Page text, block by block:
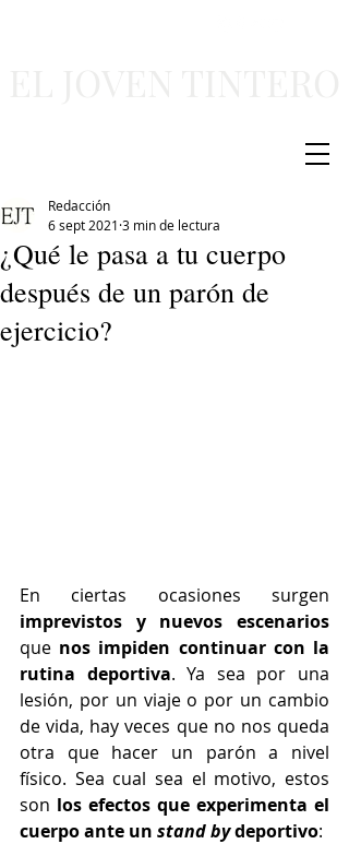
¿Qué le pasa a tu cuerpo
después de un parón de
ejercicio?
Redacción
6 sept 2021 3 min de lectura
imprevistos y nuevos escenarios
que nos impiden continuar con la
rutina deportiva. Ya sea por una
lesión, por un viaje o por un cambio
de vida, hay veces que no nos queda
otra que hacer un parón a nivel
físico. Sea cual sea el motivo, estos
son los efectos que experimenta el
cuerpo ante un stand by deportivo: